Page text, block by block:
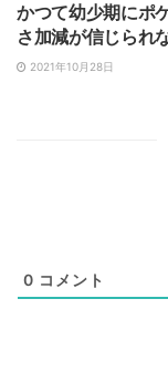
かつて幼少期にポ
さ加減が信じられ
2021年10月28日
0 コメント